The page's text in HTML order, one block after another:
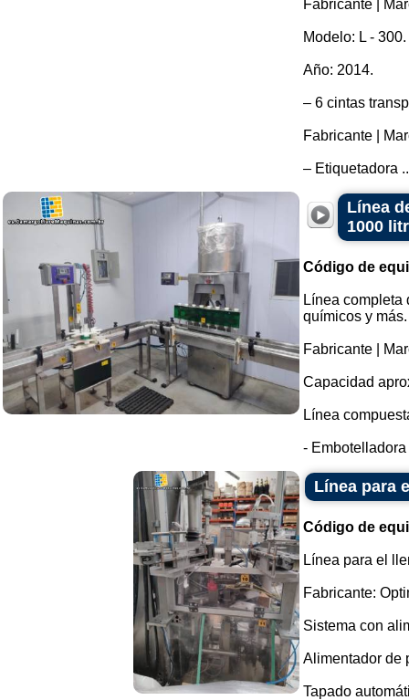
Fabricante |
Modelo: L - 300.
Año: 2014.
– 6 cintas
Fabricante |
– Etiquetadora
Línea
1000
Código de
Línea
químicos y más.
Fabricante |
Capacidad
Línea
-
Línea para
Código de
Línea para el
Fabricante:
Sistema con
Alimentador de
Tapado